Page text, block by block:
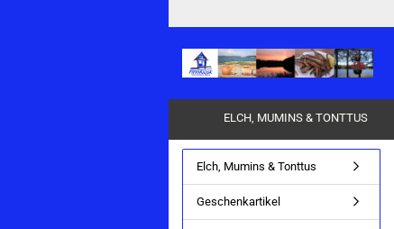
ELCH, MUMINS & TONTTUS
Pflege & Sauna anzeigen
PFLEGE
Elch, Mumins & Tonttus
Geschenkartikel